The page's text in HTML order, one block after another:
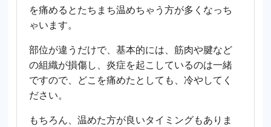
を痛めるとたちまち温めちゃう方が多くなっち
ゃいます。
部位が違うだけで、基本的には、筋肉や腱など
の組織が損傷し、炎症を起こしているのは一緒
ですので、どこを痛めたとしても、冷やしてく
ださい。
もちろん、温めた方が良いタイミングもありま